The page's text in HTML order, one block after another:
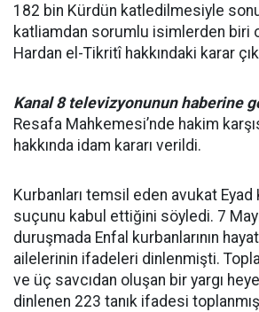
182 bin Kürdün katledilmesiyle
katliamdan sorumlu isimlerden biri
Hardan el-Tikritî hakkındaki karar
Kanal 8 televizyonunun haberine
Resafa Mahkemesi’nde hakim
hakkında idam kararı verildi.
Kurbanları temsil eden avukat Eyad
suçunu kabul ettiğini söyledi. 7
duruşmada Enfal kurbanlarının
ailelerinin ifadeleri dinlenmişti.
ve üç savcıdan oluşan bir yargı
dinlenen 223 tanık ifadesi